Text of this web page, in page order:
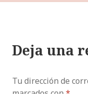
Deja una
Tu dirección de